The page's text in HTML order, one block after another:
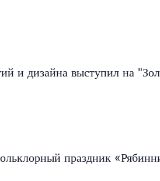
и дизайна выступил на
праздник